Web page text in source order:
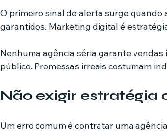
O primeiro sinal de alerta surge
garantidos. Marketing digital é
Nenhuma agência séria garante vendas
público. Promessas irreais costumam
Não exigir estratégia
Um erro comum é contratar uma